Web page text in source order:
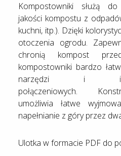
Kompostowniki służą
jakości kompostu z
kuchni, itp.). Dzięki
otoczenia ogrodu.
chronią kompost
kompostowniki bardzo
narzędzi i
połączeniowych.
umożliwia łatwe
napełnianie z góry przez
Ulotka w formacie PDF do